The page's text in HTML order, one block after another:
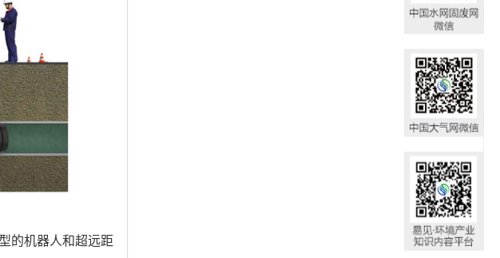
的机器人和超远距